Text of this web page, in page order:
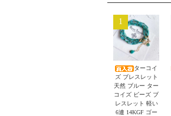
1
ターコイ
ズ ブレスレット
天然 ブルー ター
コイズ ビーズ ブ
レスレット 軽い
6連 14KGF ゴー